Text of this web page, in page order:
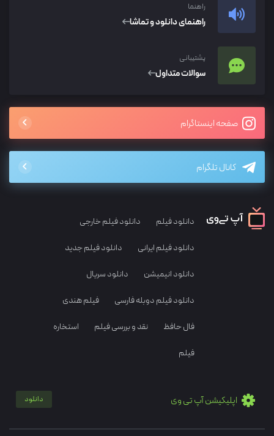
راهنما
راهنمای دانلود و تماشا
پشتیبانی
سوالات متداول
صفحه اینستاگرام
کانال تلگرام
دانلود فیلم دانلود فیلم خارجی
دانلود فیلم ایرانی دانلود فیلم جدید
دانلود انیمیشن دانلود سریال
دانلود فیلم دوبله فارسی فیلم هندی
فال حافظ نقد و بررسی فیلم استخاره
فیلم
اپلیکیشن آپ تی وی دانلود